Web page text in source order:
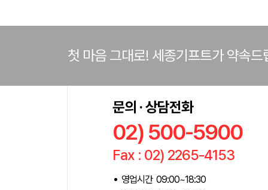
첫 마음 그대로! 세종기프트가 약속드
문의 · 상담전화
02) 500-5900
Fax : 02) 2265-4153
영업시간 09:00~18:30